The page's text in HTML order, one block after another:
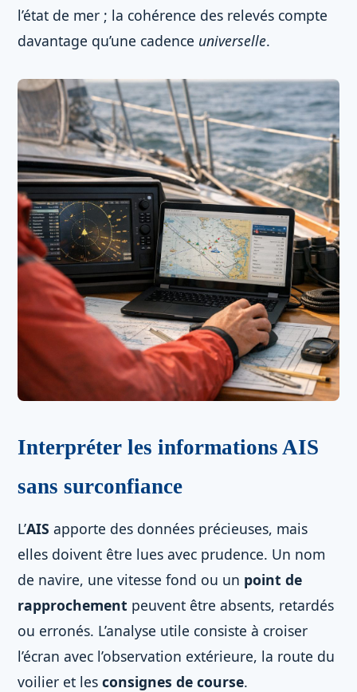
l’état de mer ; la cohérence des relevés compte
davantage qu’une cadence universelle.
Interpréter les informations AIS
sans surconfiance
L’AIS apporte des données précieuses, mais
elles doivent être lues avec prudence. Un nom
de navire, une vitesse fond ou un point de
rapprochement peuvent être absents, retardés
ou erronés. L’analyse utile consiste à croiser
l’écran avec l’observation extérieure, la route du
voilier et les consignes de course.